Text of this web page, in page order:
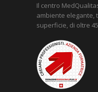
Il centro
ambiente elegante,
superficie, di oltre